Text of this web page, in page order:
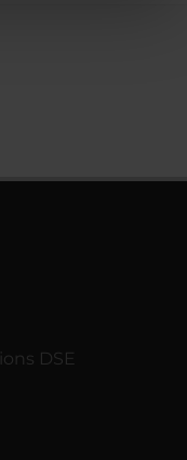
o che hanno
DSE